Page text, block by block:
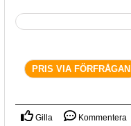
PRIS VIA FÖRFRÅGAN
Gilla Kommentera